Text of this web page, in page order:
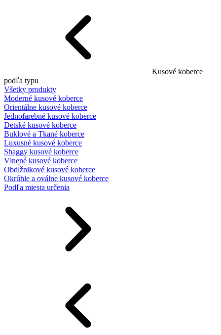
Kusové koberce
podľa typu
Všetky produkty
Moderné kusové koberce
Orientálne kusové koberce
Jednofarebné kusové koberce
Detské kusové koberce
Buklové a Tkané koberce
Luxusné kusové koberce
Shaggy kusové koberce
Vlnené kusové koberce
Obdĺžnikové kusové koberce
Okrúhle a oválne kusové koberce
Podľa miesta určenia